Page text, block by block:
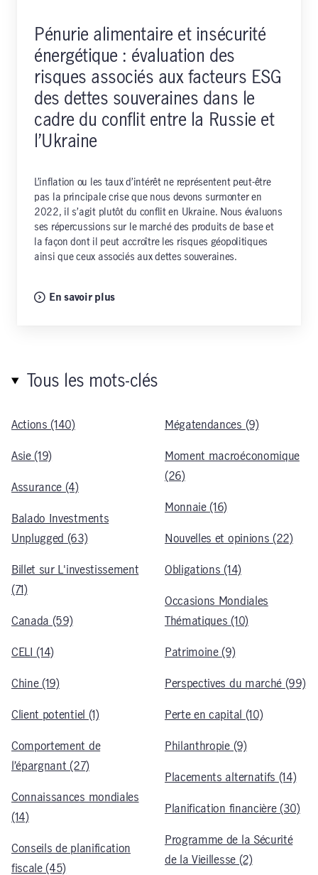
Pénurie alimentaire et insécurité
énergétique : évaluation des
risques associés aux facteurs ESG
des dettes souveraines dans le
cadre du conflit entre la Russie et
l’Ukraine
L’inflation ou les taux d’intérêt ne représentent peut-être
pas la principale crise que nous devons surmonter en
2022, il s’agit plutôt du conflit en Ukraine. Nous évaluons
ses répercussions sur le marché des produits de base et
la façon dont il peut accroître les risques géopolitiques
ainsi que ceux associés aux dettes souveraines.
En savoir plus
Tous les mots-clés
Actions (140)
Asie (19)
Assurance (4)
Balado Investments
Unplugged (63)
Billet sur L'investissement
(71)
Canada (59)
CELI (14)
Chine (19)
Client potentiel (1)
Comportement de
l’épargnant (27)
Connaissances mondiales
(14)
Conseils de planification
fiscale (45)
Mégatendances (9)
Moment macroéconomique
(26)
Monnaie (16)
Nouvelles et opinions (22)
Obligations (14)
Occasions Mondiales
Thématiques (10)
Patrimoine (9)
Perspectives du marché (99)
Perte en capital (10)
Philanthropie (9)
Placements alternatifs (14)
Planification financière (30)
Programme de la Sécurité
de la Vieillesse (2)